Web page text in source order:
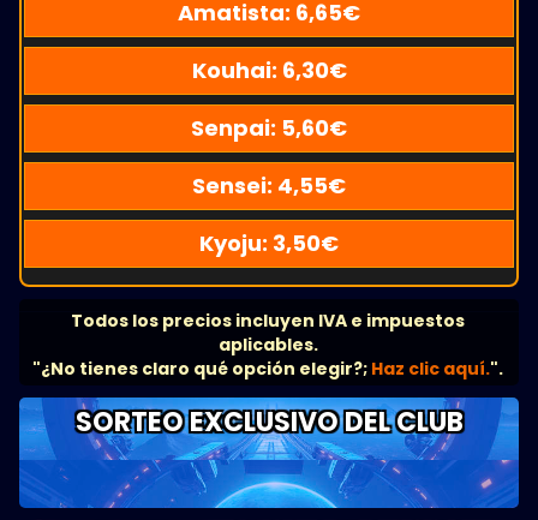
Amatista: 6,65€
Kouhai: 6,30€
Senpai: 5,60€
Sensei: 4,55€
Kyoju: 3,50€
Todos los precios incluyen IVA e impuestos
aplicables.
"¿No tienes claro qué opción elegir?; Haz clic aquí.".
SORTEO EXCLUSIVO DEL CLUB